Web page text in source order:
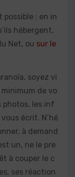
: en in
hébergent,
Net, ou sur le
soyez vi
de vo
photos, les inf
écrit. N’hé
à demand
un, ne le pre
à couper le c
ses réaction